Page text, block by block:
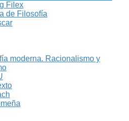
Filex
de Filosofía
moderna. Racionalismo y